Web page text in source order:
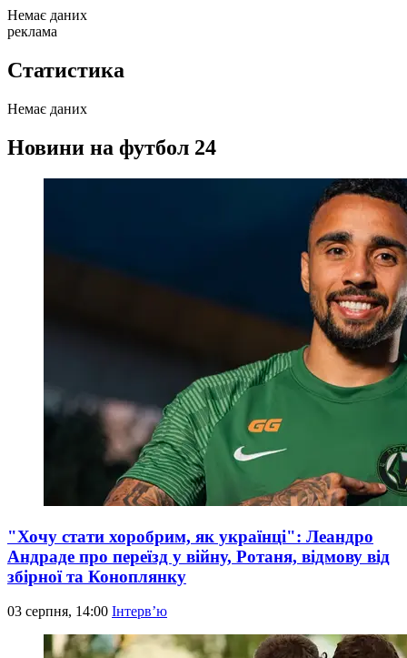
Немає даних
реклама
Статистика
Немає даних
Новини на футбол 24
"Хочу стати хоробрим, як українці": Леандро
Андраде про переїзд у війну, Ротаня, відмову від
збірної та Коноплянку
03 серпня, 14:00 Інтерв’ю